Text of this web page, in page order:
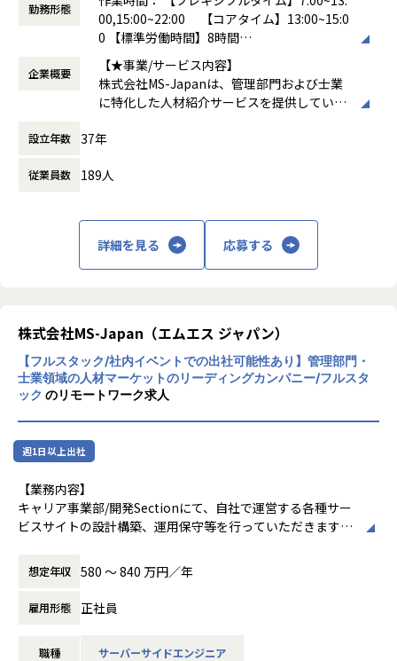
■開発Section(10名)マネージャー：1名webデザイナー：4
名＋業務委託/派遣 1名エンジニア：2名＋業務委託/派遣 2名
代・30代が現場をリードしている雰囲気です。
【業務の変更の範囲】
勤務形態
00,15:00~22:00 【コアタイム】13:00~15:0
0 【標準労働時間】8時間
働き方：
フレックス制（コアタイムあり）
時間外労働の有無： 有（月平均10時間～30
時間）
休憩時間： 60分
企業概要
【★事業/サービス内容】
株式会社MS-Japanは、管理部門および士業
に特化した人材紹介サービスを提供していま
などの管理部門職や、公認会計士・税理士・
す。また、ダイレクトリクルーティングメデ
も運営しています。
【★社風/文化】
株式会社MS-Japanの社風は、風通しが良
る気がある人には多くのチャンスが与えられ
ます。また、社員同士の協力やコミュニケー
ションを大切にし、温かみのある職場環境が
整っています。
【★働き方/リモートワーク】
株式会社MS-Japanでは、フレックスタイム
能です。コロナ禍以降もリモートワークを継
続し、社員のパフォーマンスを最大化する環
設立年数 37年
従業員数 189人
詳細を見る 応募する
株式会社MS-Japan（エムエス ジャパン）
【フルスタック/社内イベントでの出社可能性あり】管理部門・
士業領域の人材マーケットのリーディングカンパニー/フルスタ
ック のリモートワーク求人
週1日以上出社
【業務内容】
キャリア事業部/開発Sectionにて、自社で運営する各種サー
ビスサイトの設計構築、運用保守等を行っていただきます。
ンド、サーバサイドまで高い専門性とリーダーシップを発揮
し、当社の技術基盤の強化をお願いします。
＜担当業務＞
フルスタックエンジニア/テックリードとして、自社運営のW
r」「LEGAL NET」等のウェブアプリケーション開発全般を
想定年収 580 〜 840 万円／年
雇用形態 正社員
職種 サーバーサイドエンジニア